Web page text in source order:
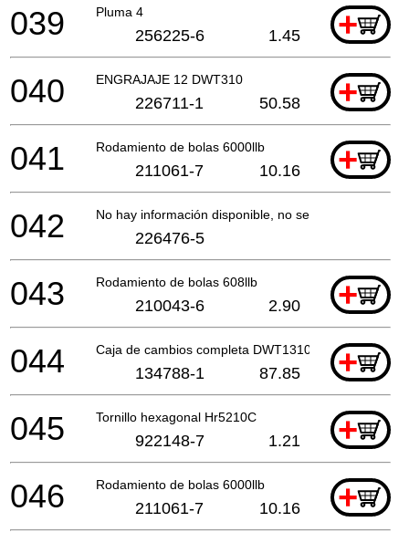
Pluma 4 +
039 256225-6 1.45
ENGRAJAJE 12 DWT310 +
040 226711-1 50.58
Rodamiento de bolas 6000llb +
041 211061-7 10.16
No hay información disponible, no se puede pedir
042 226476-5
Rodamiento de bolas 608llb +
043 210043-6 2.90
Caja de cambios completa DWT1310 +
044 134788-1 87.85
Tornillo hexagonal Hr5210C +
045 922148-7 1.21
Rodamiento de bolas 6000llb +
046 211061-7 10.16